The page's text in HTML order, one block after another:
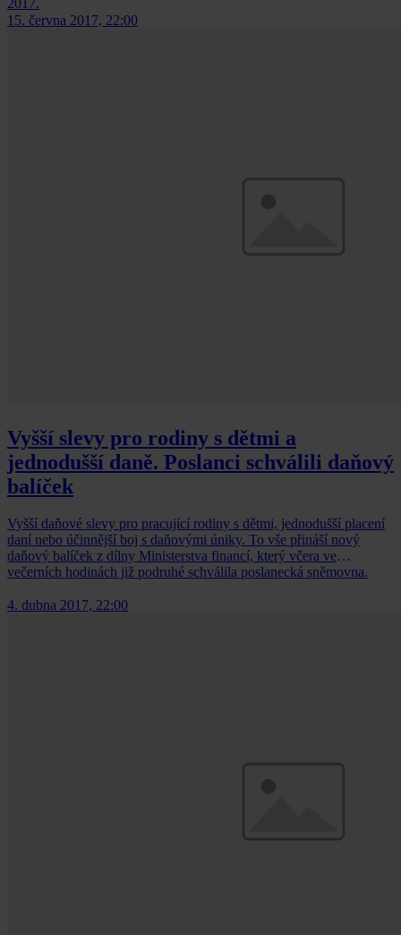
15. června 2017, 22:00
Vyšší slevy pro rodiny s dětmi a
jednodušší daně. Poslanci schválili daňový
balíček
Vyšší daňové slevy pro pracující rodiny s dětmi, jednodušší placení
daní nebo účinnější boj s daňovými úniky. To vše přináší nový
daňový balíček z dílny Ministerstva financí, který včera ve
večerních hodinách již podruhé schválila poslanecká sněmovna.
4. dubna 2017, 22:00